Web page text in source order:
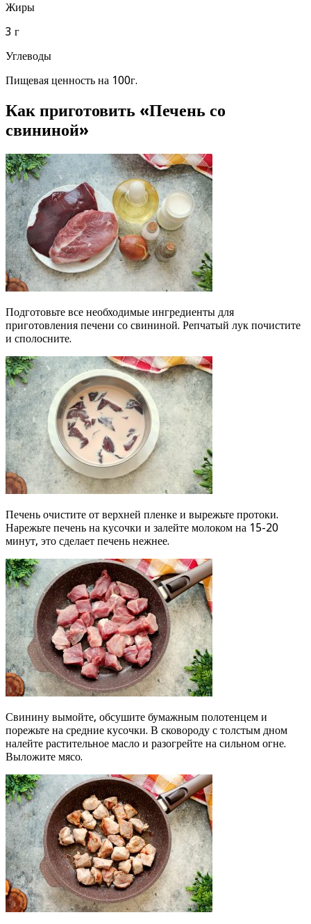
Жиры
3 г
Углеводы
Пищевая ценность на 100г.
Как приготовить «Печень со
свининой»
Подготовьте все необходимые ингредиенты для
приготовления печени со свининой. Репчатый лук почистите
и сполосните.
Печень очистите от верхней пленке и вырежьте протоки.
Нарежьте печень на кусочки и залейте молоком на 15-20
минут, это сделает печень нежнее.
Свинину вымойте, обсушите бумажным полотенцем и
порежьте на средние кусочки. В сковороду с толстым дном
налейте растительное масло и разогрейте на сильном огне.
Выложите мясо.